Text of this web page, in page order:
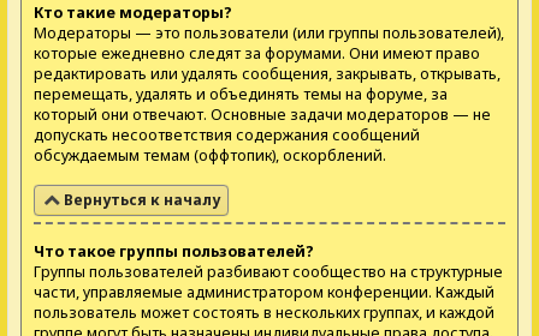
Кто такие модераторы?
Модераторы — это пользователи (или группы пользователей),
которые ежедневно следят за форумами. Они имеют право
редактировать или удалять сообщения, закрывать, открывать,
перемещать, удалять и объединять темы на форуме, за
который они отвечают. Основные задачи модераторов — не
допускать несоответствия содержания сообщений
обсуждаемым темам (оффтопик), оскорблений.
Вернуться к началу
Что такое группы пользователей?
Группы пользователей разбивают сообщество на структурные
части, управляемые администратором конференции. Каждый
пользователь может состоять в нескольких группах, и каждой